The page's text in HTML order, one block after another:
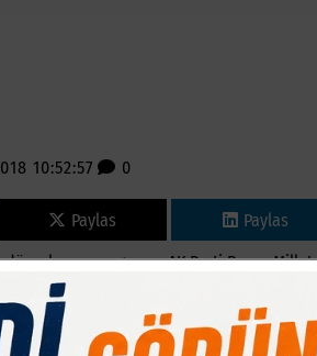
10:52:57 0
Paylas Paylas
programa AK Parti Bursa
Mustafa Ersan, AK Parti İlçe Kadın
katılım gösterdiler.
NESİLLERE AKTARMALIYIZ